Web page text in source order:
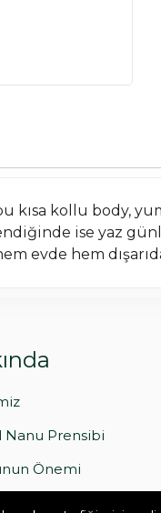
kısa kollu body,
ise yaz
evde hem
Nanu Prensibi
Önemi